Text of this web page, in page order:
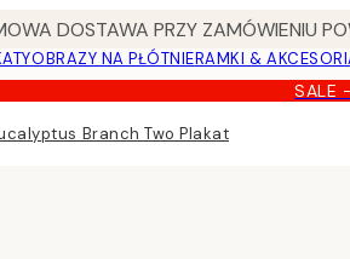
DOSTAWA PRZY ZAMÓWIENIU
OBRAZY NA PŁÓTNIERAMKI &
SALE
Branch Two Plakat